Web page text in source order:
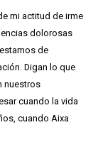
mi actitud de irme
dolorosas
de
Digan lo que
nuestros
cuando la vida
cuando Aixa